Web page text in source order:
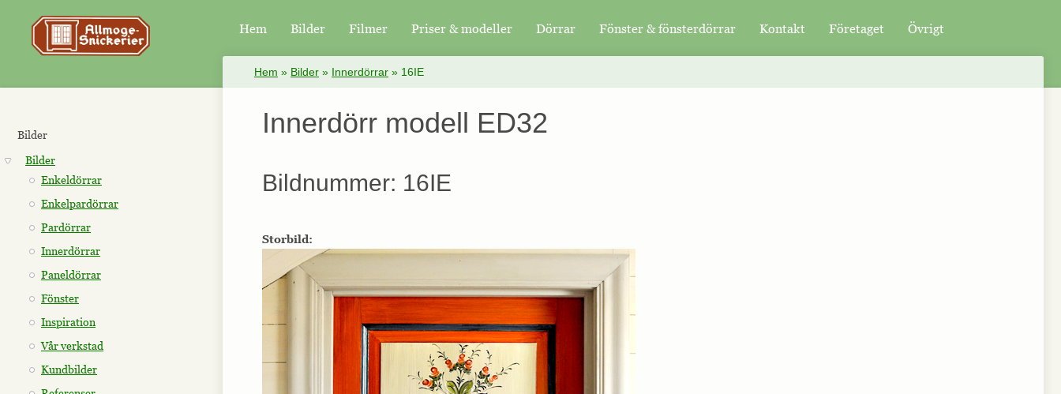
Hem Bilder Filmer Priser & modeller Dörrar Fönster & fönsterdörrar Kontakt Företaget Övrigt
Bilder
Bilder
Enkeldörrar
Enkelpardörrar
Pardörrar
Innerdörrar
Paneldörrar
Fönster
Inspiration
Vår verkstad
Kundbilder
Hem » Bilder » Innerdörrar » 16IE
Innerdörr modell ED32
Bildnummer: 16IE
Storbild: